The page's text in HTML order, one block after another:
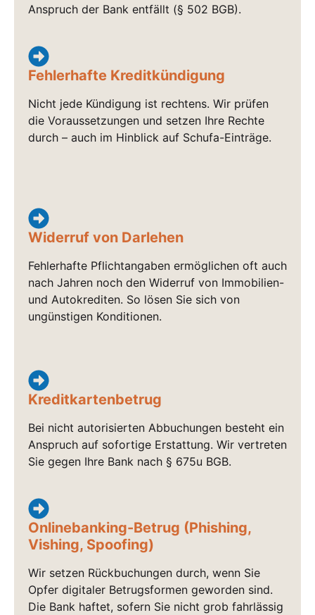
Anspruch der Bank entfällt (§ 502 BGB).
Fehlerhafte Kreditkündigung
Nicht jede Kündigung ist rechtens. Wir prüfen
die Voraussetzungen und setzen Ihre Rechte
durch – auch im Hinblick auf Schufa-Einträge.
Widerruf von Darlehen
Fehlerhafte Pflichtangaben ermöglichen oft auch
nach Jahren noch den Widerruf von Immobilien-
und Autokrediten. So lösen Sie sich von
ungünstigen Konditionen.
Kreditkartenbetrug
Bei nicht autorisierten Abbuchungen besteht ein
Anspruch auf sofortige Erstattung. Wir vertreten
Sie gegen Ihre Bank nach § 675u BGB.
Onlinebanking-Betrug (Phishing,
Vishing, Spoofing)
Wir setzen Rückbuchungen durch, wenn Sie
Opfer digitaler Betrugsformen geworden sind.
Die Bank haftet, sofern Sie nicht grob fahrlässig